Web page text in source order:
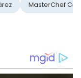
MasterChef